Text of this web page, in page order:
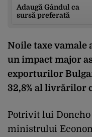
Adaugă Gândul ca
sursă preferată
Noile taxe vamale
un impact major
exporturilor
32,8% al livrărilor
Potrivit lui Doncho
ministrului